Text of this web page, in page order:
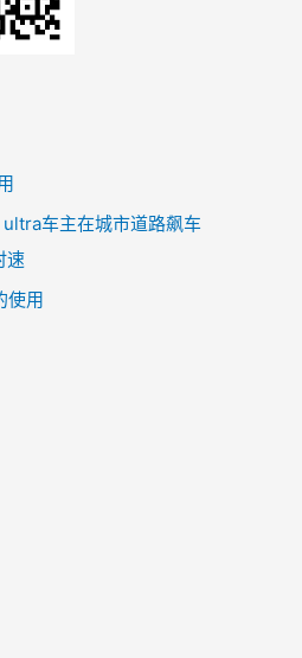
车主在城市道路飙车
速
使用